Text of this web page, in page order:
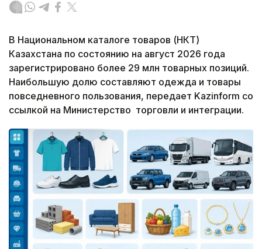
В Национальном каталоге товаров (НКТ)
Казахстана по состоянию на август 2026 года
зарегистрировано более 29 млн товарных позиций.
Наибольшую долю составляют одежда и товары
повседневного пользования, передает Kazinform со
ссылкой на Министерство торговли и интеграции.